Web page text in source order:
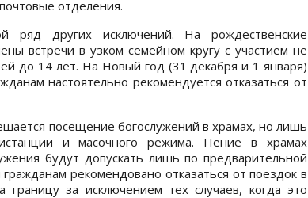
отделения.
ряд других исключений. На рождественские
встречи в узком семейном кругу с участием не
до 14 лет. На Новый год (31 декабря и 1 января)
настоятельно рекомендуется отказаться от
посещение богослужений в храмах, но лишь
и масочного режима. Пение в храмах
будут допускать лишь по предварительной
рекомендовано отказаться от поездок в
за исключением тех случаев, когда это